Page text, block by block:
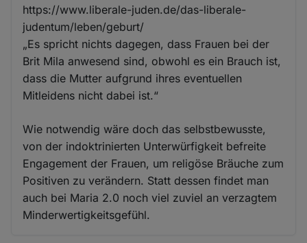
https://www.liberale-juden.de/das-liberale-
judentum/leben/geburt/
„Es spricht nichts dagegen, dass Frauen bei der
Brit Mila anwesend sind, obwohl es ein Brauch ist,
dass die Mutter aufgrund ihres eventuellen
Mitleidens nicht dabei ist.“
Wie notwendig wäre doch das selbstbewusste,
von der indoktrinierten Unterwürfigkeit befreite
Engagement der Frauen, um religöse Bräuche zum
Positiven zu verändern. Statt dessen findet man
auch bei Maria 2.0 noch viel zuviel an verzagtem
Minderwertigkeitsgefühl.